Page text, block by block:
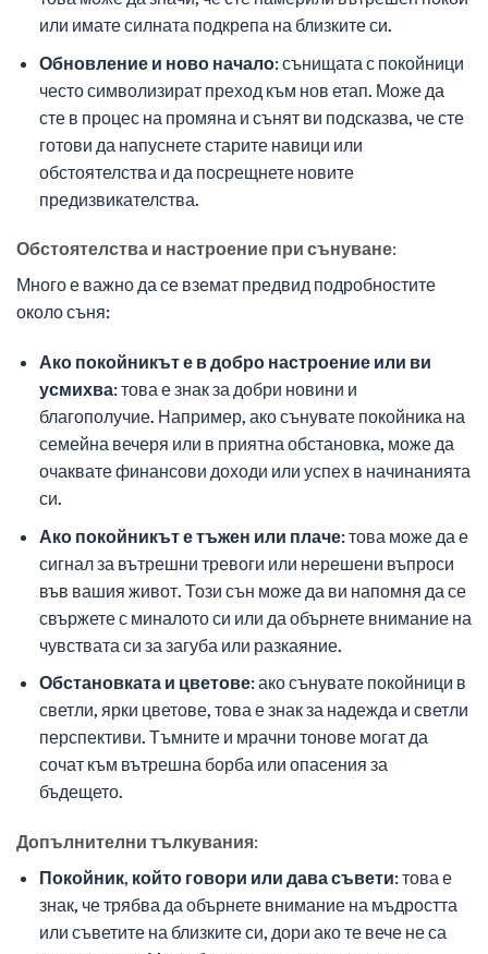
или имате силната подкрепа на близките си.
Обновление и ново начало:сънищата с покойници
често символизират преход към нов етап. Може да
сте в процес на промяна и сънят ви подсказва, че сте
готови да напуснете старите навици или
обстоятелства и да посрещнете новите
предизвикателства.
Обстоятелства и настроение при сънуване:
Много е важно да се вземат предвид подробностите
около съня:
Ако покойникът е в добро настроение или ви
усмихва:това е знак за добри новини и
благополучие. Например, ако сънувате покойника на
семейна вечеря или в приятна обстановка, може да
очаквате финансови доходи или успех в начинанията
си.
Ако покойникът е тъжен или плаче:това може да е
сигнал за вътрешни тревоги или нерешени въпроси
във вашия живот. Този сън може да ви напомня да се
свържете с миналото си или да обърнете внимание на
чувствата си за загуба или разкаяние.
Обстановката и цветове:ако сънувате покойници в
светли, ярки цветове, това е знак за надежда и светли
перспективи. Тъмните и мрачни тонове могат да
сочат към вътрешна борба или опасения за
бъдещето.
Допълнителни тълкувания:
Покойник, който говори или дава съвети:това е
знак, че трябва да обърнете внимание на мъдростта
или съветите на близките си, дори ако те вече не са